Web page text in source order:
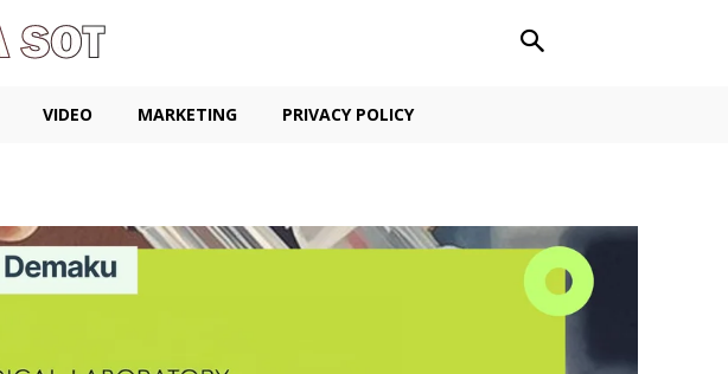
VIDEO MARKETING PRIVACY POLICY